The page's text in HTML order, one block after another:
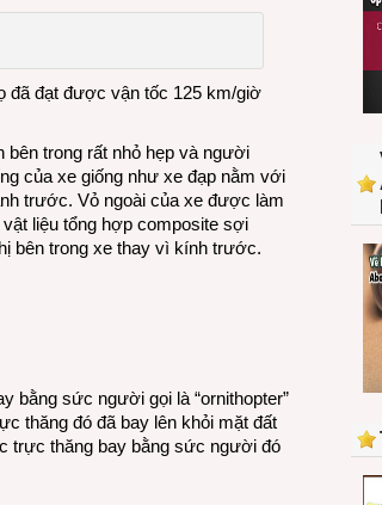
đã đạt được vận tốc 125 km/giờ
bên trong rất nhỏ hẹp và người
của xe giống như xe đạp nằm với
trước. Vỏ ngoài của xe được làm
liệu tổng hợp composite sợi
bên trong xe thay vì kính trước.
bằng sức người gọi là “ornithopter”
thăng đó đã bay lên khỏi mặt đất
trực thăng bay bằng sức người đó